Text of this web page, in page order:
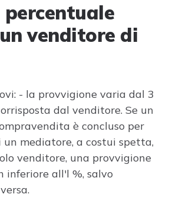
venditore di
- la provvigione varia dal 3
dal venditore. Se un
è concluso per
mediatore, a costui spetta,
venditore, una provvigione
inferiore all'l %, salvo